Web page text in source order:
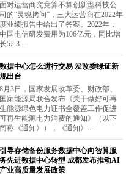
面对运营商究竟算不算创新型科技公
司的“灵魂拷问”，三大运营商在2022年
度业绩报告中给出了答案。2022年，
中国电信研发费用为106亿元，同比增
长52.3...
数据中心怎么进行交易 发改委绿证新
规出台
8月3日，国家发展改革委、财政部、
国家能源局联合发布《关于做好可再
生能源绿色电力证书全覆盖工作促进
可再生能源电力消费的通知》（以下
简称《通知》），《通知》...
引导存储备份服务数据中心向智算服
务先进数据中心转型 成都发布推动AI
产业高质量发展政策